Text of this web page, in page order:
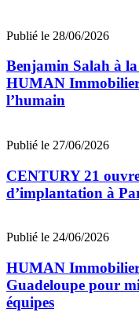
Publié le 28/06/2026
Benjamin Salah à
HUMAN Immobilier
l’humain
Publié le 27/06/2026
CENTURY 21
d’implantation à
Publié le 24/06/2026
HUMAN Immobilier
Guadeloupe pour
équipes